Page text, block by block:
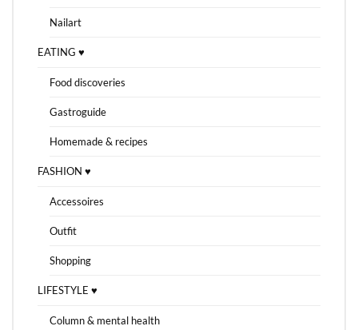
Nailart
EATING ♥
Food discoveries
Gastroguide
Homemade & recipes
FASHION ♥
Accessoires
Outfit
Shopping
LIFESTYLE ♥
Column & mental health